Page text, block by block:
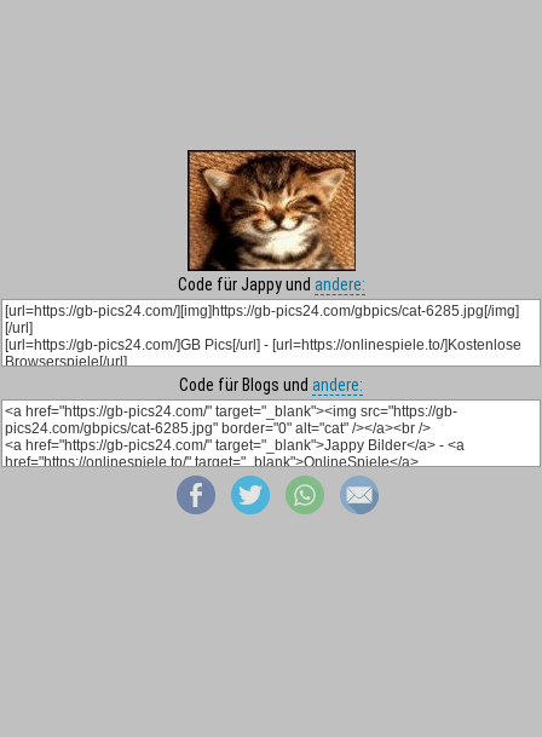
Code für Jappy und andere:
Code für Blogs und andere: